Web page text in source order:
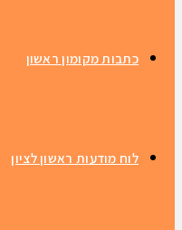
כתבות מקומון ראשון
לוח מודעות ראשון לציון